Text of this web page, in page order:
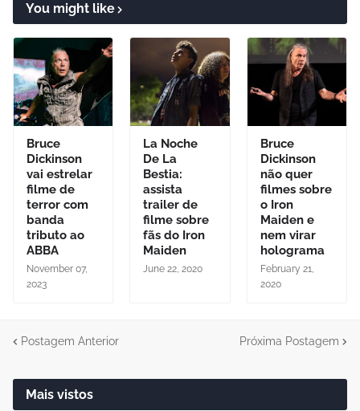
You might like
Bruce
Dickinson
vai estrelar
filme de
terror com
banda
tributo ao
ABBA
November 07,
2023
La Noche
De La
Bestia:
assista
trailer de
filme sobre
fãs do Iron
Maiden
June 22, 2020
Bruce
Dickinson
não quer
filmes sobre
o Iron
Maiden e
nem virar
holograma
February 21,
2020
Postagem Anterior Próxima Postagem
Mais vistos